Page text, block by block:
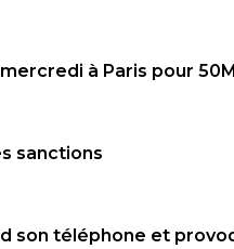
à Paris pour
sanctions
son téléphone et